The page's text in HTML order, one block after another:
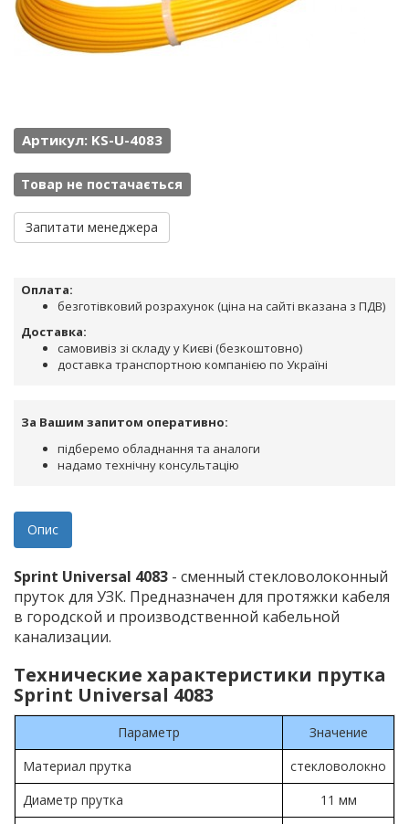
Артикул: KS-U-4083
Товар не постачається
Запитати менеджера
Оплата:
безготівковий розрахунок (ціна на сайті вказана з ПДВ)
Доставка:
самовивіз зі складу у Києві (безкоштовно)
доставка транспортною компанією по Україні
За Вашим запитом оперативно:
підберемо обладнання та аналоги
надамо технічну консультацію
Опис
Sprint Universal 4083 - сменный стекловолоконный
пруток для УЗК. Предназначен для протяжки кабеля
в городской и производственной кабельной
канализации.
Технические характеристики прутка
Sprint Universal 4083
Параметр
Значение
Материал прутка
стекловолокно
Диаметр прутка
11 мм